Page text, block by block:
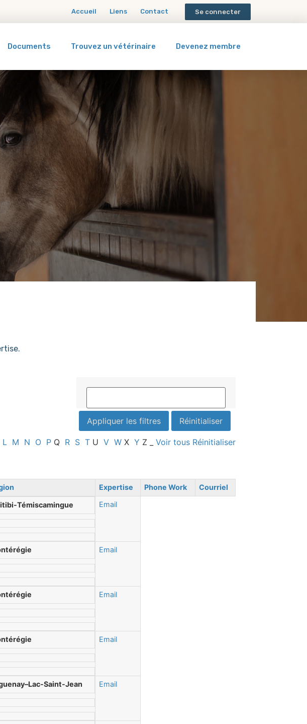
Accueil Liens Contact Se connecter
Documents Trouvez un vétérinaire Devenez membre
L M N O P Q R S T U V W X Y Z Voir tous Réinitialiser
Expertise Phone Work Courriel
Témiscamingue Email
Email
Email
Email
Saint-Jean Email